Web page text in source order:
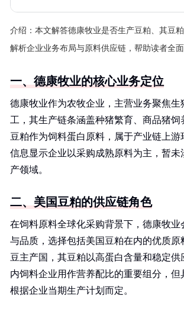
介绍： 本文解答德康牧业是否生产豆粕、其豆
解析企业业务布局与原料供应链，帮助读者全面
一、德康牧业的核心业务定位
德康牧业作为农牧企业，主营业务聚焦生
工，其生产链条涵盖种猪繁育、商品猪饲
豆粕作为饲料蛋白原料，属于产业链上游
信息显示企业以采购成熟原料为主，暂未
产领域。
二、美国豆粕的供应链角色
在饲料原料全球化采购背景下，德康牧业
与品质，选择包括美国豆粕在内的优质原
豆主产国，其豆粕以高蛋白含量和稳定供
内饲料企业用作营养配比的重要组分，但
根据企业当期生产计划而定。